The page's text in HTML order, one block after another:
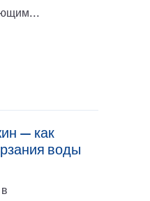
— как
воды